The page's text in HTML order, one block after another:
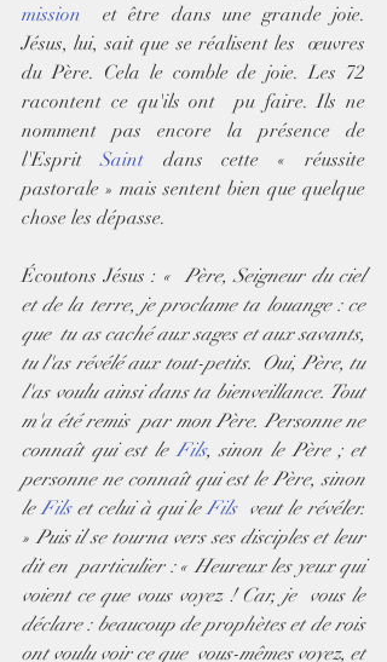
mission
  et être dans une grande joie.
Jésus, lui, sait que se réalisent les  œuvres
du Père. Cela le comble de joie. Les 72
racontent ce qu'ils ont  pu faire. Ils ne
nomment pas encore la présence de
l'Esprit Saint dans cette « réussite
pastorale » mais sentent bien que quelque
chose les dépasse.
Écoutons Jésus : «  Père, Seigneur du ciel
et de la terre, je proclame ta louange : ce
que  tu as caché aux sages et aux savants,
tu l'as révélé aux tout-petits.  Oui, Père, tu
l'as voulu ainsi dans ta bienveillance. Tout
m'a été remis  par mon Père. Personne ne
connaît qui est le Fils, sinon le Père ; et
personne ne connaît qui est le Père, sinon
le Fils et celui à qui le Fils
  veut le révéler.
» Puis il se tourna vers ses disciples et leur
dit en  particulier : « Heureux les yeux qui
voient ce que vous voyez ! Car, je  vous le
déclare : beaucoup de prophètes et de rois
ont voulu voir ce que  vous-mêmes voyez, et